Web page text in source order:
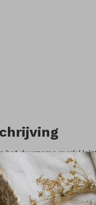
het duurzame merk
merk dat bekend
dieren worden met
geschilderd met